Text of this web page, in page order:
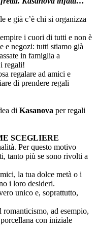
e già c’è chi si organizza
i cuori di tutti e non è
e negozi: tutti stiamo già
in famiglia a
regali!
regalare ad amici e
di prendere regali
di Kasanova per regali
SCEGLIERE
Per questo motivo
tanto più se sono rivolti a
la tua dolce metà o i
i loro desideri.
unico e, soprattutto,
romanticismo, ad esempio,
con iniziale